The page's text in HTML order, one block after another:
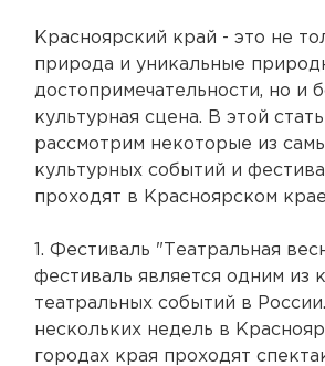
Красноярский край - это не
природа и уникальные
достопримечательности, но и
культурная сцена. В этой
рассмотрим некоторые из
культурных событий и
проходят в Красноярском
1. Фестиваль "Театральная
фестиваль является одним из
театральных событий в
нескольких недель в
городах края проходят